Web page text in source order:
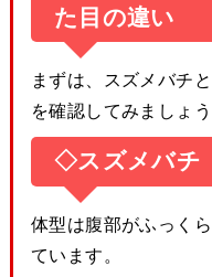
た目の違い
まずは、スズメバチ
を確認してみましょう
◇スズメバチ
体型は腹部がふっく
ています。